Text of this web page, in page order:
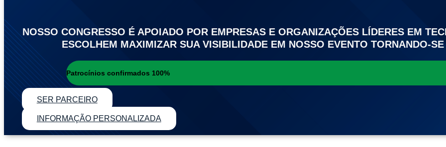
NOSSO CONGRESSO É APOIADO POR EMPRESAS E ORGANIZAÇÕES LÍDERES EM
ESCOLHEM MAXIMIZAR SUA VISIBILIDADE EM NOSSO EVENTO TORNANDO-
Patrocínios confirmados 100%
SER PARCEIRO
INFORMAÇÃO PERSONALIZADA